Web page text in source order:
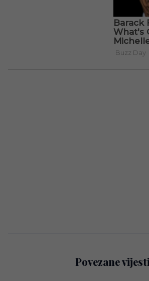
Povezane vijesti